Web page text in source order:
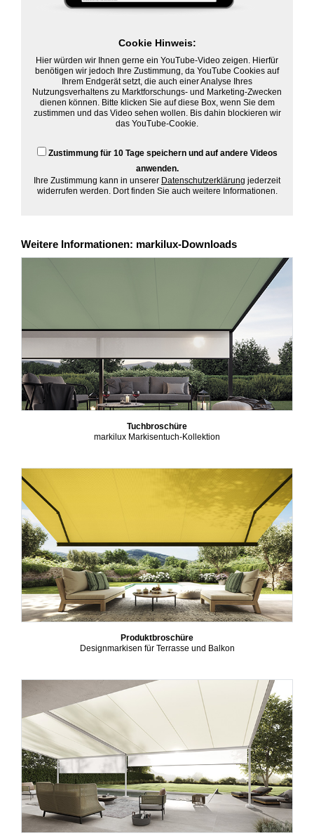
Cookie Hinweis:
Hier würden wir Ihnen gerne ein YouTube-Video zeigen. Hierfür
benötigen wir jedoch Ihre Zustimmung, da YouTube Cookies auf
Ihrem Endgerät setzt, die auch einer Analyse Ihres
Nutzungsverhaltens zu Marktforschungs- und Marketing-Zwecken
dienen können. Bitte klicken Sie auf diese Box, wenn Sie dem
zustimmen und das Video sehen wollen. Bis dahin blockieren wir
das YouTube-Cookie.
Zustimmung für 10 Tage speichern und auf andere Videos
anwenden.
Ihre Zustimmung kann in unserer Datenschutzerklärung jederzeit
widerrufen werden. Dort finden Sie auch weitere Informationen.
Weitere Informationen: markilux-Downloads
Tuchbroschüre
markilux Markisentuch-Kollektion
Produktbroschüre
Designmarkisen für Terrasse und Balkon